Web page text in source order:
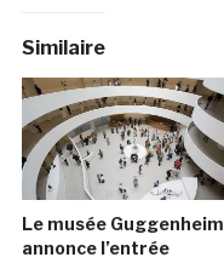
Similaire
Le musée Guggenheim
annonce l’entrée